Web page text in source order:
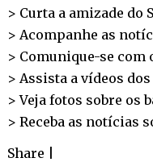
> Curta a amizade do
> Acompanhe as
> Comunique-se com
> Assista a vídeos
> Veja fotos sobre os
> Receba as notícias
Share